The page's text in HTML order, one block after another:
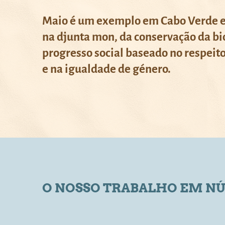
Maio é um exemplo em Cabo Verde
na djunta mon, da conservação da
progresso social baseado no
e na igualdade de género.
O NOSSO TRABALHO EM